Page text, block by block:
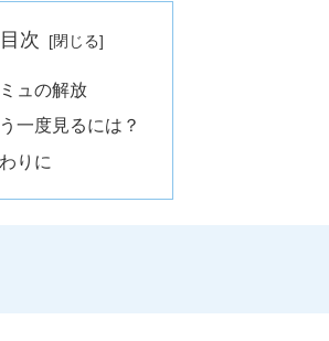
目次
ュの解放
一度見るには？
りに